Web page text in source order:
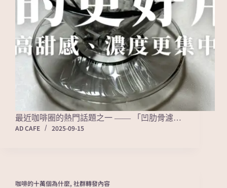
最近咖啡圈的熱門話題之一 —— 「凹肋骨濾…
AD CAFE
2025-09-15
咖啡的十萬個為什麼, 社群轉發內容